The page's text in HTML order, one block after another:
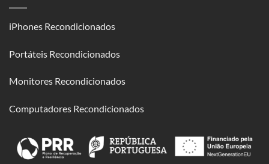
iPhones Recondicionados
Portáteis Recondicionados
Monitores Recondicionados
Computadores Recondicionados